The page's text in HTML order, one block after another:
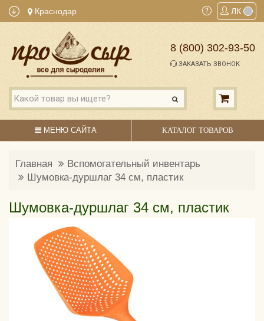
Краснодар ЛК
8 (800) 302-93-50
ЗАКАЗАТЬ ЗВОНОК
МЕНЮ САЙТА КАТАЛОГ ТОВАРОВ
Главная
Вспомогательный инвентарь
Шумовка-дуршлаг 34 см, пластик
Шумовка-дуршлаг 34 см, пластик